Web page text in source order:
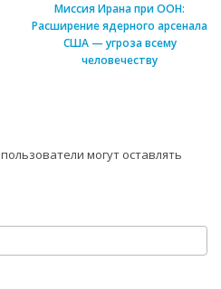
Миссия Ирана при ООН:
Расширение ядерного арсенала
США — угроза всему
человечеству
пользователи могут оставлять